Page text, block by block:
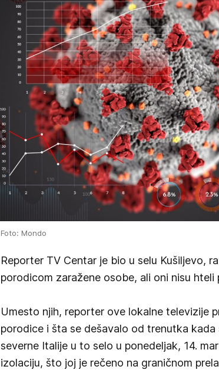
Foto: Mondo
Reporter TV Centar je bio u selu Kušiljevo,
porodicom zaražene osobe, ali oni nisu hteli
Umesto njih, reporter ove lokalne televizije
porodice i šta se dešavalo od trenutka
severne Italije u to selo u ponedeljak, 14.
izolaciju, što joj je rečeno na graničnom